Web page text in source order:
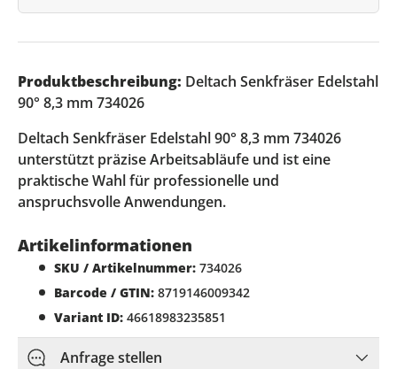
Produktbeschreibung: Deltach Senkfräser Edelstahl
90° 8,3 mm 734026
Deltach Senkfräser Edelstahl 90° 8,3 mm 734026
unterstützt präzise Arbeitsabläufe und ist eine
praktische Wahl für professionelle und
anspruchsvolle Anwendungen.
Artikelinformationen
SKU / Artikelnummer: 734026
Barcode / GTIN: 8719146009342
Variant ID: 46618983235851
Anfrage stellen